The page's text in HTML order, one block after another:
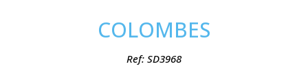
COLOMBES
Ref: SD3968